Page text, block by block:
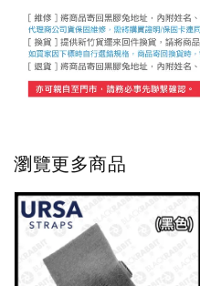
瀏覽更多商品